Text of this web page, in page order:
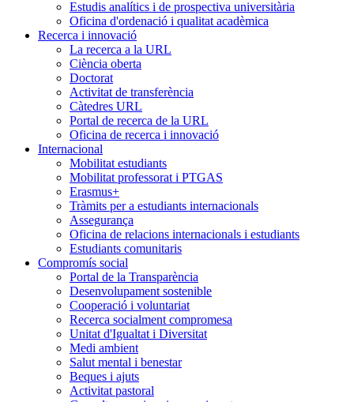
Estudis analítics i de prospectiva universitària
Oficina d'ordenació i qualitat acadèmica
Recerca i innovació
La recerca a la URL
Ciència oberta
Doctorat
Activitat de transferència
Càtedres URL
Portal de recerca de la URL
Oficina de recerca i innovació
Internacional
Mobilitat estudiants
Mobilitat professorat i PTGAS
Erasmus+
Tràmits per a estudiants internacionals
Assegurança
Oficina de relacions internacionals i estudiants
Estudiants comunitaris
Compromís social
Portal de la Transparència
Desenvolupament sostenible
Cooperació i voluntariat
Recerca socialment compromesa
Unitat d'Igualtat i Diversitat
Medi ambient
Salut mental i benestar
Beques i ajuts
Activitat pastoral